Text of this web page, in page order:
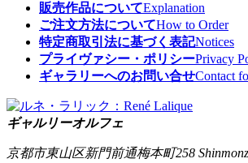
販売作品についてExplanation
ご注文方法についてHow to Order
特定商取引法に基づく表記Notices
プライヴァシー・ポリシーPrivacy
ギャラリーへのお問い合せContact
ギャルリーオルフェ
京都市東山区新門前通梅本町258